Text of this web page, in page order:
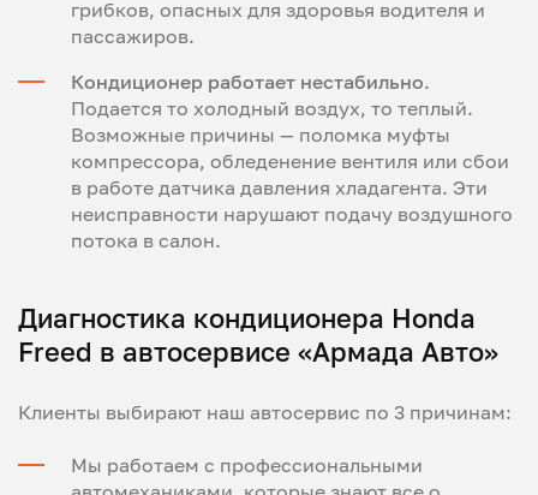
грибков, опасных для здоровья водителя и
пассажиров.
Кондиционер работает нестабильно.
Подается то холодный воздух, то теплый.
Возможные причины — поломка муфты
компрессора, обледенение вентиля или сбои
в работе датчика давления хладагента. Эти
неисправности нарушают подачу воздушного
потока в салон.
Диагностика кондиционера Honda
Freed в автосервисе «Армада Авто»
Клиенты выбирают наш автосервис по 3 причинам:
Мы работаем с профессиональными